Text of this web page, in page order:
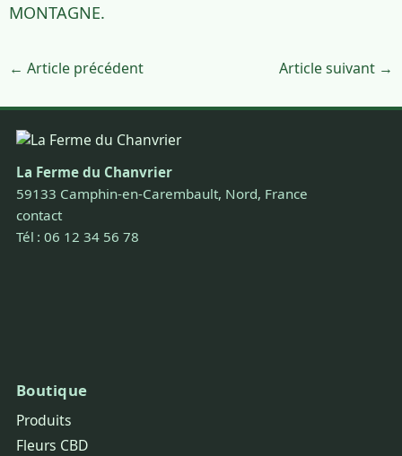
MONTAGNE.
← Article précédent Article suivant →
La Ferme du Chanvrier
59133 Camphin-en-Carembault, Nord, France
contact
Tél : 06 12 34 56 78
Boutique
Produits
Fleurs CBD